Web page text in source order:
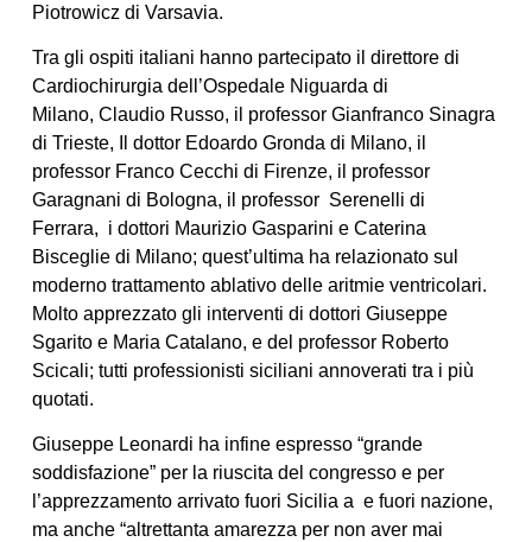
Piotrowicz di Varsavia.
Tra gli ospiti italiani hanno partecipato il direttore di
Cardiochirurgia dell’Ospedale Niguarda di
Milano, Claudio Russo, il professor Gianfranco Sinagra
di Trieste, Il dottor Edoardo Gronda di Milano, il
professor Franco Cecchi di Firenze, il professor
Garagnani di Bologna, il professor Serenelli di
Ferrara, i dottori Maurizio Gasparini e Caterina
Bisceglie di Milano; quest’ultima ha relazionato sul
moderno trattamento ablativo delle aritmie ventricolari.
Molto apprezzato gli interventi di dottori Giuseppe
Sgarito e Maria Catalano, e del professor Roberto
Scicali; tutti professionisti siciliani annoverati tra i più
quotati.
Giuseppe Leonardi ha infine espresso “grande
soddisfazione” per la riuscita del congresso e per
l’apprezzamento arrivato fuori Sicilia a e fuori nazione,
ma anche “altrettanta amarezza per non aver mai